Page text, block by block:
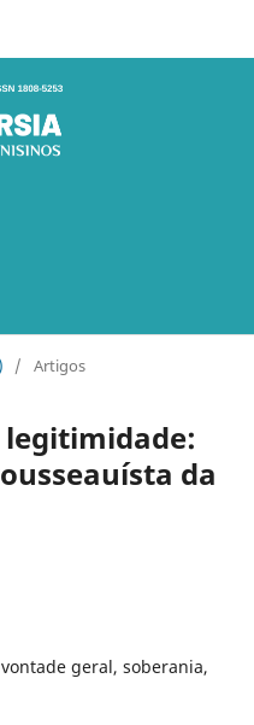
/ Artigos
legitimidade:
da
geral, soberania,